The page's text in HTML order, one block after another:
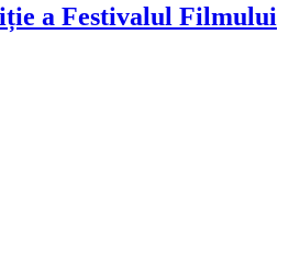
a Festivalul Filmului